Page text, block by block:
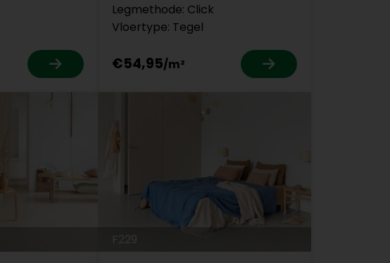
Legmethode: Click
Vloertype: Tegel
€54,95
F229